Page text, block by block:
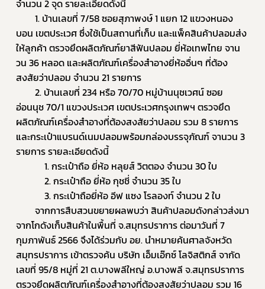
จำนวน 2 จุด รายละเอียดดังนี้
บอน เขตประเวศ ซึ่งใช้เป็นสถานที่เก็บ และแพ็คสินค้าปลอมส่ง
ให้ลูกค้า ตรวจยึดผลิตภัณฑ์ยาสีฟันปลอม ยี่ห้อเทพไทย จาน
วน 36 หลอด และผลิตภัณฑ์เครื่องสำอางยี่ห้ออื่นๆ ที่ต้อง
สงสัยว่าปลอม จำนวน 21 รายการ
อ่อนนุช 70/1 แขวงประเวศ เขตประเวศกรุงเทพฯ ตรวจยึด
ผลิตภัณฑ์เครื่องสำอางที่ต้องสงสัยว่าปลอม รวม 8 รายการ
และกระเป๋าแบรนด์เนมปลอมพร้อมกล่องบรรจุภัณฑ์ จานวน 3
รายการ รายละเอียดดังนี้
			1. กระเป๋าถือ ยี่ห้อ หลุยส์ วิตตอง จำนวน 30 ใบ
			2. กระเป๋าถือ ยี่ห้อ กุชชี่ จำนวน 35 ใบ
			3. กระเป๋าถือยี่ห้อ อีฟ แซง โรลองท์ จำนวน 2 ใบ
จากโกดังเก็บสินค้าในพื้นที่ จ.สมุทรปราการ ต่อมาวันที่ 7
กุมภาพันธ์ 2566 จึงได้ร่วมกับ อย. นำหมายค้นศาลจังหวัด
สมุทรปราการ เข้าตรวจค้น บริษัท เอ็มเอ๊กซ์ โลจิสติกส์ จากัด
เลขที่ 95/8 หมู่ที่ 21 ต.บางพลีใหญ่ อ.บางพลี จ.สมุทรปราการ
ตรวจยึดผลิตภัณฑ์เครื่องสำอางที่ต้องสงสัยว่าปลอม รวม 16